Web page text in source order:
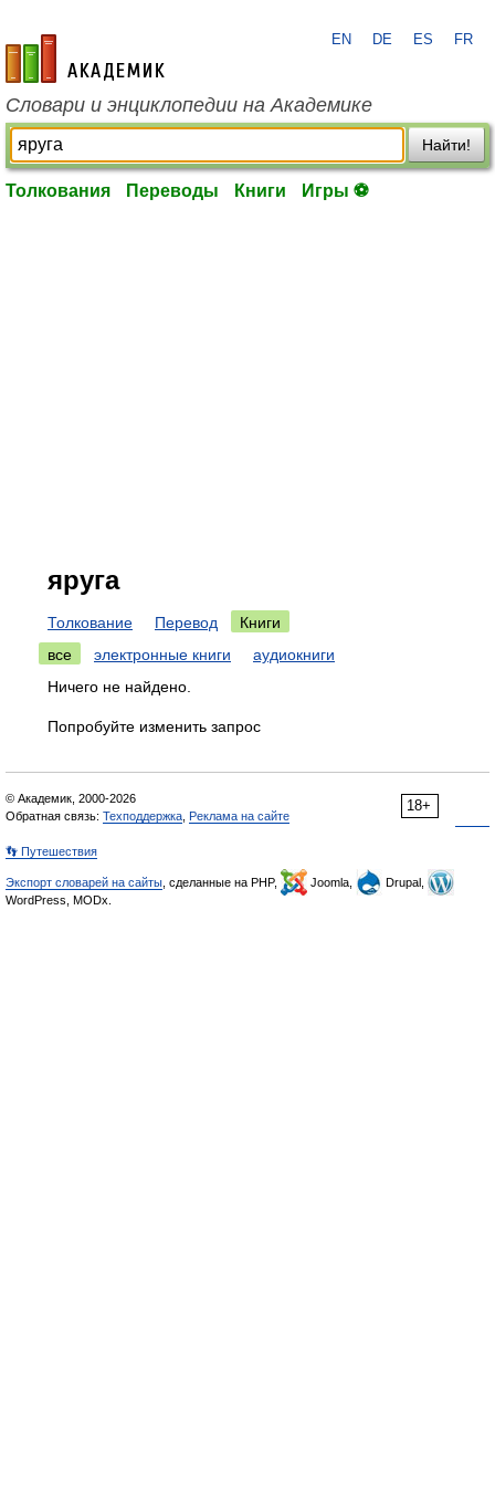
academic.ru
EN DE ES FR
Словари и энциклопедии на Академике
Найти!
Толкования Переводы Книги Игры ⚽
яруга
Толкование Перевод
Книги
все
электронные книги
аудиокниги
Ничего не найдено.
Попробуйте изменить запрос
18+
© Академик, 2000-2026
Обратная связь: Техподдержка Реклама на сайте
👣 Путешествия
Экспорт словарей на сайты , сделанные на PHP, Joomla,
Drupal,
WordPress, MODx.